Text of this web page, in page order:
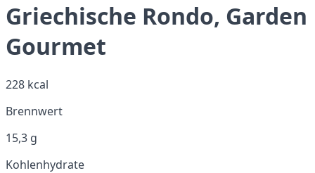
Griechische Rondo, Garden
Gourmet
228 kcal
Brennwert
15,3 g
Kohlenhydrate